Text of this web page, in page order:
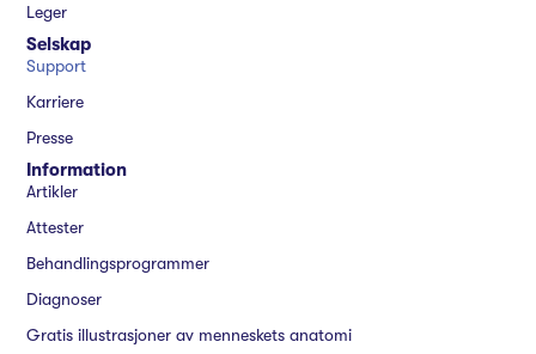
Leger
Selskap
Support
Karriere
Presse
Information
Artikler
Attester
Behandlingsprogrammer
Diagnoser
Gratis illustrasjoner av menneskets anatomi